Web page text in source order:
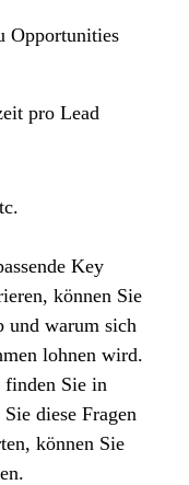
Opportunities
pro Lead
Key
können Sie
und warum sich
lohnen wird.
finden Sie in
diese Fragen
können Sie